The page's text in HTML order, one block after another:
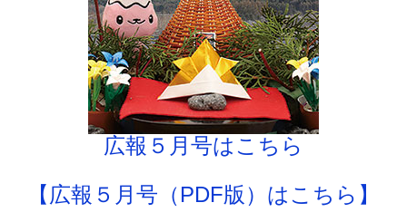
広報５月号はこちら
【広報５月号（PDF版）はこちら】